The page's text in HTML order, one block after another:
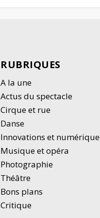
RUBRIQUES
A la une
Actus du spectacle
Cirque et rue
Danse
Innovations et numérique
Musique et opéra
Photographie
Théâtre
Bons plans
Critique